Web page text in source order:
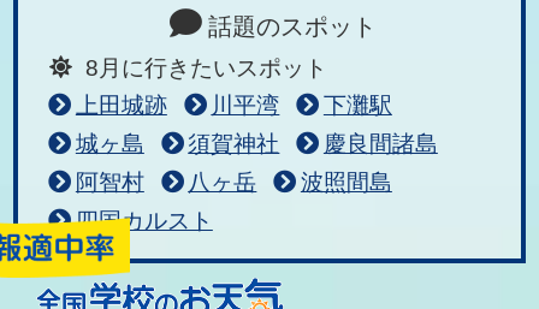
話題のスポット
8月に行きたいスポット
上田城跡
川平湾
下灘駅
城ヶ島
須賀神社
慶良間諸島
阿智村
八ヶ岳
波照間島
四国カルスト